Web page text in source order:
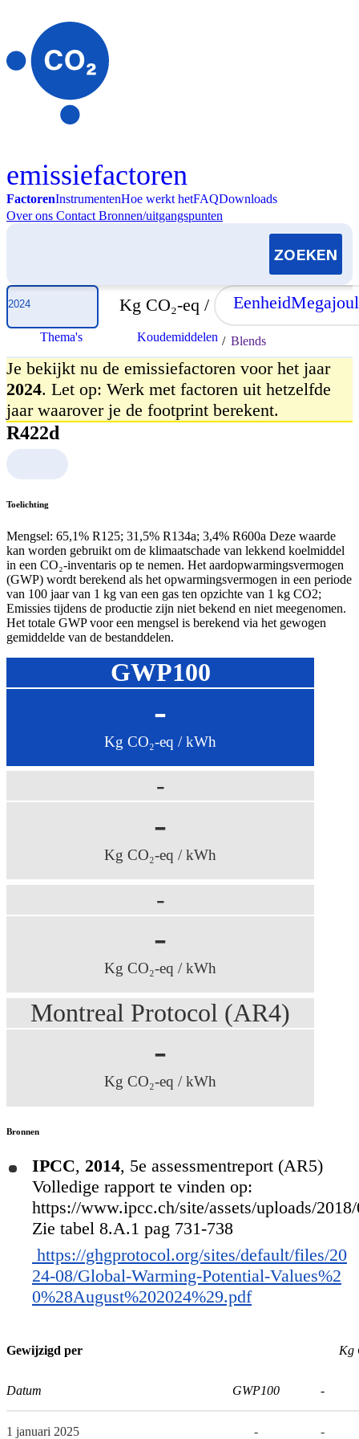
emissiefactoren
FactorenInstrumentenHoe werkt hetFAQDownloads
Over ons Contact Bronnen/uitgangspunten
Selecteer jaar
Kg CO₂-eq / Eenheid
Thema's Koudemiddelen / Blends
Je bekijkt nu de emissiefactoren voor het jaar
2024. Let op: Werk met factoren uit hetzelfde
jaar waarover je de footprint berekent.
R422d
Toelichting
Mengsel: 65,1% R125; 31,5% R134a; 3,4% R600a Deze waarde
kan worden gebruikt om de klimaatschade van lekkend koelmiddel
in een CO₂‑inventaris op te nemen. Het aardopwarmingsvermogen
(GWP) wordt berekend als het opwarmingsvermogen in een periode
van 100 jaar van 1 kg van een gas ten opzichte van 1 kg CO2;
Emissies tijdens de productie zijn niet bekend en niet meegenomen.
Het totale GWP voor een mengsel is berekend via het gewogen
gemiddelde van de bestanddelen.
GWP100
-
Kg CO₂-eq / kWh
-
-
Kg CO₂-eq / kWh
-
-
Kg CO₂-eq / kWh
Montreal Protocol (AR4)
-
Kg CO₂-eq / kWh
Bronnen
IPCC, 2014, 5e assessmentreport (AR5)
Volledige rapport te vinden op:
https://www.ipcc.ch/site/assets/uploads/
Zie tabel 8.A.1 pag 731-738
https://ghgprotocol.org/sites/default/files/20
24-08/Global-Warming-Potential-Values%2
0%28August%202024%29.pdf
Gewijzigd per Kg
Datum GWP100 -
1 januari 2025 - -